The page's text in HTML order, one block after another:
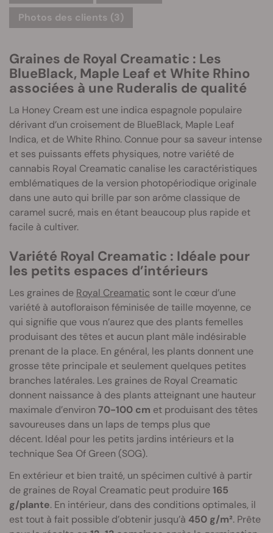
Photos des clients (3)
Graines de Royal Creamatic : Les
BlueBlack, Maple Leaf et White Rhino
associées à une Ruderalis de qualité
La Honey Cream est une indica espagnole populaire
dérivant d’un croisement de BlueBlack, Maple Leaf
Indica, et de White Rhino. Connue pour sa saveur intense
et ses puissants effets physiques, notre variété de
cannabis Royal Creamatic canalise les caractéristiques
emblématiques de la version photopériodique originale
dans une auto qui brille par son arôme classique de
caramel sucré, mais en étant beaucoup plus rapide et
facile à cultiver.
Variété Royal Creamatic : Idéale pour
les petits espaces d’intérieurs
Les graines de Royal Creamatic sont le cœur d’une
variété à autofloraison féminisée de taille moyenne, ce
qui signifie que vous n’aurez que des plants femelles
produisant des têtes et aucun plant mâle indésirable
prenant de la place. En général, les plants donnent une
grosse tête principale et seulement quelques petites
branches latérales. Les graines de Royal Creamatic
donnent naissance à des plants atteignant une hauteur
maximale d’environ 70-100 cm et produisant des têtes
savoureuses dans un laps de temps plus que
décent. Idéal pour les petits jardins intérieurs et la
technique Sea Of Green (SOG).
En extérieur et bien traité, un spécimen cultivé à partir
de graines de Royal Creamatic peut produire165
g/plante. En intérieur, dans des conditions optimales, il
est tout à fait possible d’obtenir jusqu’à 450 g/m². Prête